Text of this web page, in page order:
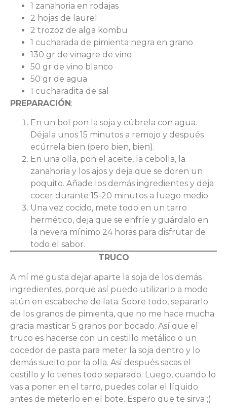
1 zanahoria en rodajas
2 hojas de laurel
2 trozoz de alga kombu
1 cucharada de pimienta negra en grano
130 gr de vinagre de vino
50 gr de vino blanco
50 gr de agua
1 cucharadita de sal
PREPARACIÓN:
En un bol pon la soja y cúbrela con agua.
Déjala unos 15 minutos a remojo y después
ecúrrela bien (pero bien, bien).
En una olla, pon el aceite, la cebolla, la
zanahoria y los ajos y deja que se doren un
poquito. Añade los demás ingredientes y deja
cocer durante 15-20 minutos a fuego medio.
Una vez cocido, mete todo en un tarro
hermético, deja que se enfríe y guárdalo en
la nevera mínimo 24 horas para disfrutar de
todo el sabor.
TRUCO
A mí me gusta dejar aparte la soja de los demás
ingredientes, porque así puedo utilizarlo a modo
atún en escabeche de lata. Sobre todo, separarlo
de los granos de pimienta, que no me hace mucha
gracia masticar 5 granos por bocado. Así que el
truco es hacerse con un cestillo metálico o un
cocedor de pasta para meter la soja dentro y lo
demás suelto por la olla. Así después sacas el
cestillo y lo tienes todo separado. Luego, cuando lo
vas a poner en el tarro, puedes colar el líquido
antes de meterlo en el bote. Espero que te sirva ;)